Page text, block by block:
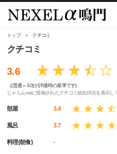
トップ クチコミ
クチコミ
3.6
（[普通＝3.0]が評価時の基準です)
じゃらんnetに投稿されたクチコミ総合評点を表示し
部屋 3.4
風呂 3.7
料理(朝食) -